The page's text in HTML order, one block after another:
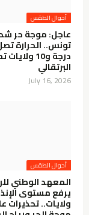
أحوال الطقس
عاجل: موجة حر
درجة و10
البرتقالي
July 16, 2026
أحوال الطقس
المعهد الوطني
ولايات.. تحذيرات